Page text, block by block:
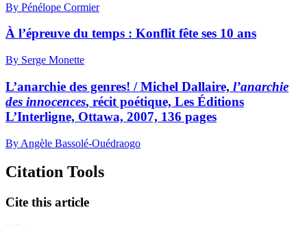
By Pénélope Cormier
À l’épreuve du temps : Konflit fête ses 10 ans
By Serge Monette
L’anarchie des genres! / Michel Dallaire, l’anarchie
des innocences, récit poétique, Les Éditions
L’Interligne, Ottawa, 2007, 136 pages
By Angèle Bassolé-Ouédraogo
Citation Tools
Cite this article